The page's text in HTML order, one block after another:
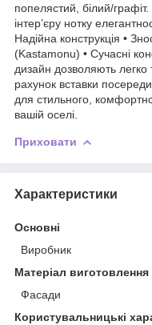
попелястий, білий/
інтер’єру нотку
Надійна конструкція •
(Kastamonu) • Сучасні
дизайн дозволяють
рахунок вставки
для стильного,
вашій оселі.
Приховати
Характеристики
Основні
Виробник
Матеріал виготовлення
Фасади
Користувальницькі